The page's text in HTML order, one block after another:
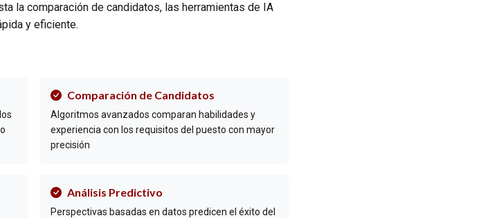
la comparación de candidatos, las herramientas de IA
y eficiente.
Comparación de Candidatos
Algoritmos avanzados comparan habilidades y
experiencia con los requisitos del puesto con mayor
precisión
Análisis Predictivo
Perspectivas basadas en datos predicen el éxito del